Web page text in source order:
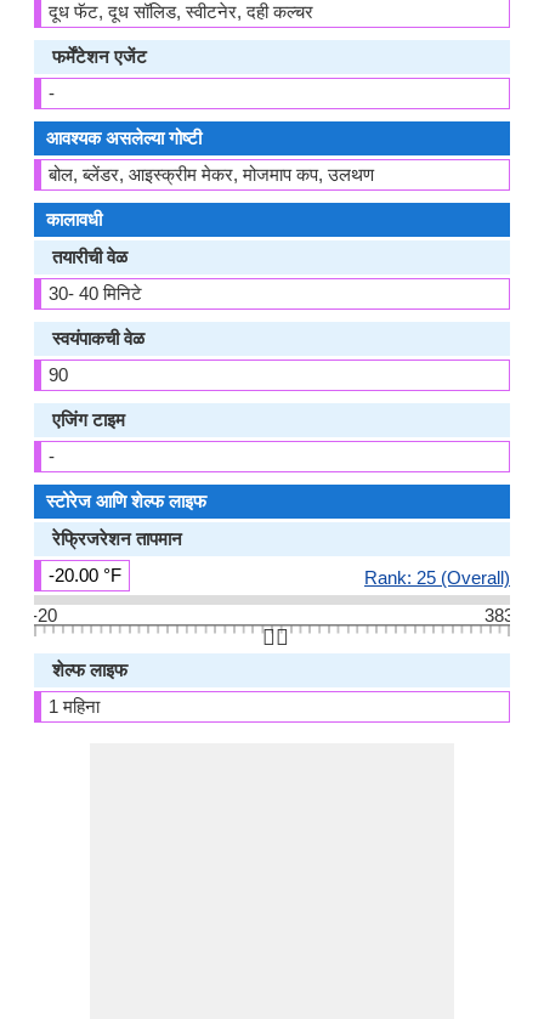
दूध फॅट, दूध सॉलिड, स्वीटनेर, दही कल्चर
फर्मेंटेशन एजेंट
-
आवश्यक असलेल्या गोष्टी
बोल, ब्लेंडर, आइस्क्रीम मेकर, मोजमाप कप, उलथण
कालावधी
तयारीची वेळ
30- 40 मिनिटे
स्वयंपाकची वेळ
90
एजिंग टाइम
-
स्टोरेज आणि शेल्फ लाइफ
रेफ्रिजरेशन तापमान
-20.00 °F
Rank: 25 (Overall)
-20
383
👆🏻
शेल्फ लाइफ
1 महिना